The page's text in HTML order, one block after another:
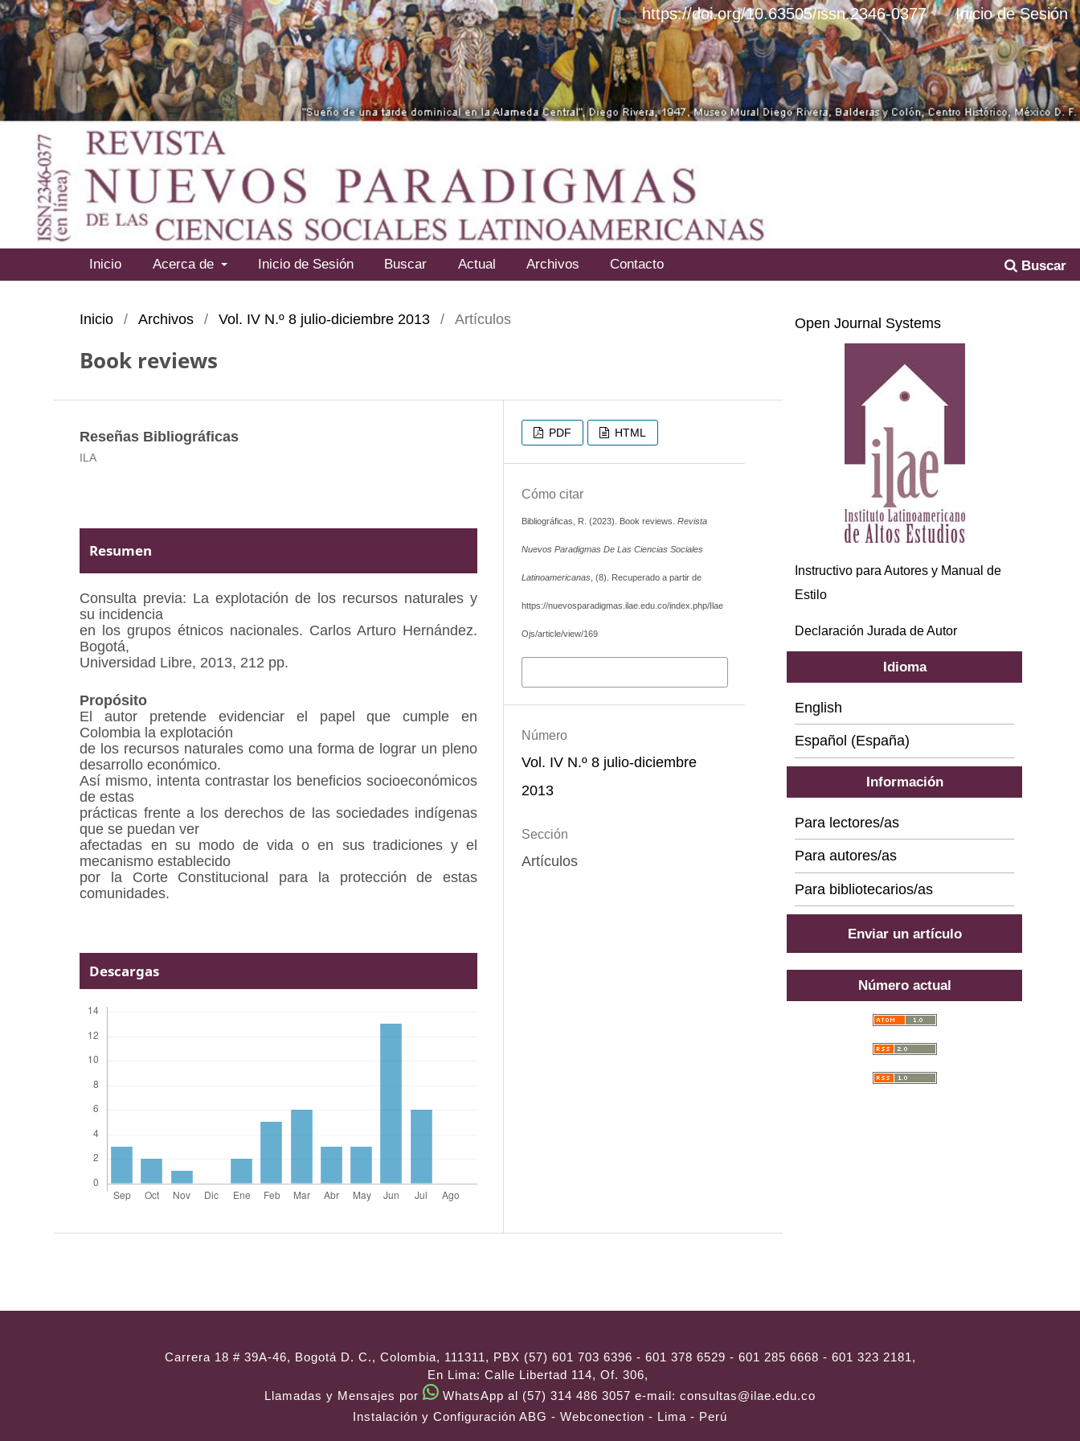
Inicio Acerca de Inicio de Sesión Buscar Actual Archivos Contacto Buscar
https://doi.org/10.63505/issn.2346-0377 Inicio de Sesión
Inicio / Archivos / Vol. IV N.º 8 julio-diciembre 2013 / Artículos
Book reviews
Reseñas Bibliográficas
ILA
Resumen
Consulta previa: La explotación de los recursos naturales y
su incidencia
en los grupos étnicos nacionales. Carlos Arturo Hernández.
Bogotá,
Universidad Libre, 2013, 212 pp.
Propósito
El autor pretende evidenciar el papel que cumple en
Colombia la explotación
de los recursos naturales como una forma de lograr un pleno
desarrollo económico.
Así mismo, intenta contrastar los beneficios socioeconómicos
de estas
prácticas frente a los derechos de las sociedades indígenas
que se puedan ver
afectadas en su modo de vida o en sus tradiciones y el
mecanismo establecido
por la Corte Constitucional para la protección de estas
comunidades.
Descargas
PDF HTML
Cómo citar
Bibliográficas, R. (2023). Book reviews. Revista
Nuevos Paradigmas De Las Ciencias Sociales
Latinoamericanas, (8). Recuperado a partir de
https://nuevosparadigmas.ilae.edu.co/index.php/Ilae
Ojs/article/view/169
Número
Vol. IV N.º 8 julio-diciembre
2013
Sección
Artículos
Open Journal Systems
Instructivo para Autores y Manual de
Estilo
Declaración Jurada de Autor
Idioma
English
Español (España)
Información
Para lectores/as
Para autores/as
Para bibliotecarios/as
Enviar un artículo
Número actual
Carrera 18 # 39A-46, Bogotá D. C., Colombia, 111311, PBX (57) 601 703 6396 - 601 378 6529 - 601 285 6668 - 601 323 2181,
En Lima: Calle Libertad 114, Of. 306,
Llamadas y Mensajes por
WhatsApp al (57) 314 486 3057 e-mail: consultas@ilae.edu.co
Instalación y Configuración ABG - Webconection - Lima - Perú